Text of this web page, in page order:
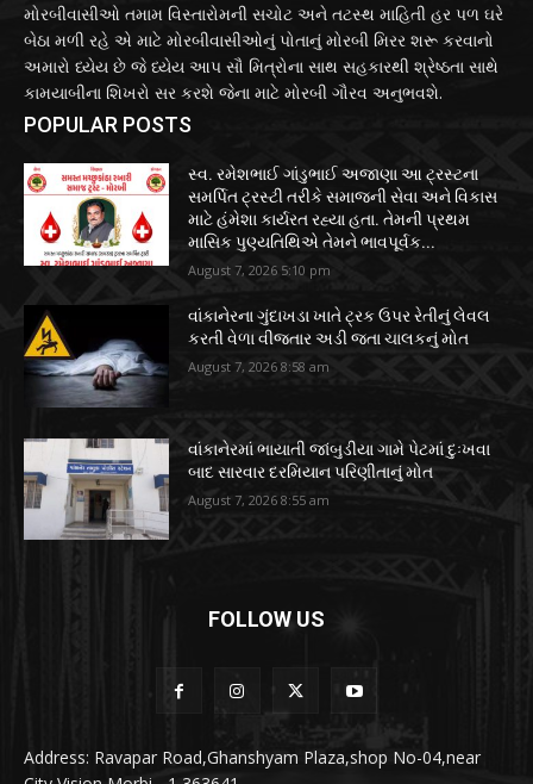
મોરબીવાસીઓ તમામ વિસ્તારોમની સચોટ અને તટસ્થ માહિતી હર પળ ઘરે
બેઠા મળી રહે એ માટે મોરબીવાસીઓનું પોતાનું મોરબી મિરર શરૂ કરવાનો
અમારો ધ્યેય છે જે ધ્યેય આપ સૌ મિત્રોના સાથ સહકારથી શ્રેષ્ઠતા સાથે
કામયાબીના શિખરો સર કરશે જેના માટે મોરબી ગૌરવ અનુભવશે.
POPULAR POSTS
સ્વ. રમેશભાઈ ગાંડુભાઈ અજાણા આ ટ્રસ્ટના
સમર્પિત ટ્રસ્ટી તરીકે સમાજની સેવા અને વિકાસ
માટે હંમેશા કાર્યરત રહ્યા હતા. તેમની પ્રથમ
માસિક પુણ્યતિથિએ તેમને ભાવપૂર્વક...
August 7, 2026 5:10 pm
વાંકાનેરના ગુંદાખડા ખાતે ટ્રક ઉપર રેતીનું લેવલ
કરતી વેળા વીજતાર અડી જતા ચાલકનું મોત
August 7, 2026 8:58 am
વાંકાનેરમાં ભાયાતી જાંબુડીયા ગામે પેટમાં દુઃખવા
બાદ સારવાર દરમિયાન પરિણીતાનું મોત
August 7, 2026 8:55 am
FOLLOW US
Address: Ravapar Road,Ghanshyam Plaza,shop No-04,near